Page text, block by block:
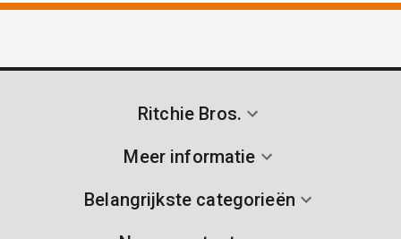
Ritchie Bros.
Meer informatie
Belangrijkste categorieën